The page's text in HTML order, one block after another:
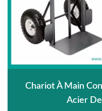
Chariot À Main
Acier